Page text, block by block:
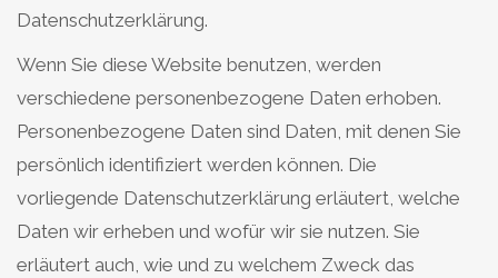
Datenschutzerklärung.
Wenn Sie diese Website benutzen, werden
verschiedene personenbezogene Daten erhoben.
Personenbezogene Daten sind Daten, mit denen Sie
persönlich identifiziert werden können. Die
vorliegende Datenschutzerklärung erläutert, welche
Daten wir erheben und wofür wir sie nutzen. Sie
erläutert auch, wie und zu welchem Zweck das